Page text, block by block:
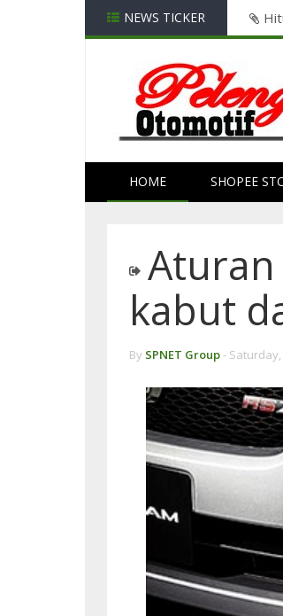
NEWS TICKER
HOME SHOPEE
kabut
By SPNET Group- Saturday,